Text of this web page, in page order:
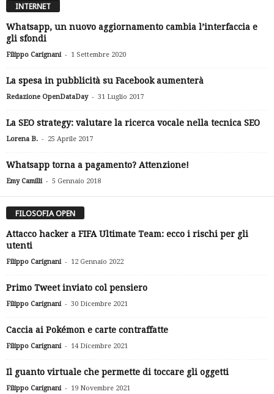
INTERNET
Whatsapp, un nuovo aggiornamento cambia l’interfaccia e
gli sfondi
Filippo Carignani - 1 Settembre 2020
La spesa in pubblicità su Facebook aumenterà
Redazione OpenDataDay - 31 Luglio 2017
La SEO strategy: valutare la ricerca vocale nella tecnica SEO
Lorena B. - 25 Aprile 2017
Whatsapp torna a pagamento? Attenzione!
Emy Camilli - 5 Gennaio 2018
FILOSOFIA OPEN
Attacco hacker a FIFA Ultimate Team: ecco i rischi per gli
utenti
Filippo Carignani - 12 Gennaio 2022
Primo Tweet inviato col pensiero
Filippo Carignani - 30 Dicembre 2021
Caccia ai Pokémon e carte contraffatte
Filippo Carignani - 14 Dicembre 2021
Il guanto virtuale che permette di toccare gli oggetti
Filippo Carignani - 19 Novembre 2021